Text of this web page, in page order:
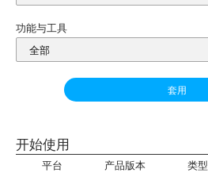
功能与工具
套用
开始使用
平台 产品版本 类型